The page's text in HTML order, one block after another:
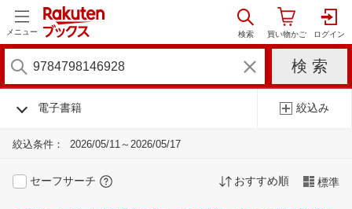
メニュー
電子書籍 絞込み
絞込条件： 2026/05/11～2026/05/17
セーフサーチ おすすめ順 標準